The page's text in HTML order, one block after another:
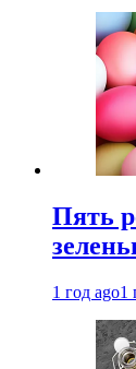
Пять
1 год ago1